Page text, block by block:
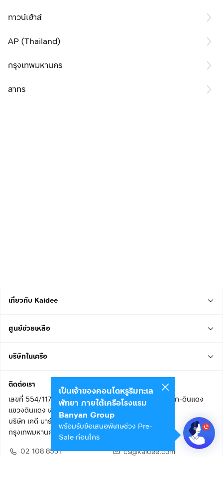
ทาวน์เฮ้าส์
AP (Thailand)
กรุงเทพมหานคร
สาทร
เกี่ยวกับ Kaidee
ศูนย์ช่วยเหลือ
บริษัทในเครือ
ติดต่อเรา
เลขที่ 554/117 อาคารสกายไนน์ เซ็นเตอร์ ชั้น 22 ถนนอโศก-ดินแดง
แขวงดินแดง เขตดินแดง
บริษัท เคดี มาร์เก็ตเพลส จำกัด (สำนักงานใหญ่)
กรุงเทพมหานคร 10400
02 108 8531
cs@kaidee.com
เป็นเจ้าของคอนโดหรูริมทะเล
พัทยา ภายใต้เครือโรงแรม
Banyan Group
พร้อมรับข้อเสนอพิเศษช่วง Pre-
Sale ก่อนใคร